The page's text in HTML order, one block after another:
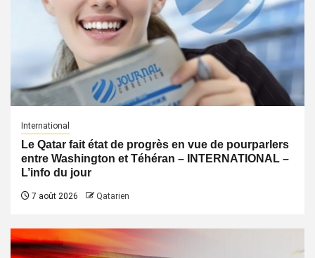
International
Le Qatar fait état de progrès en vue de pourparlers
entre Washington et Téhéran – INTERNATIONAL –
L’info du jour
7 août 2026 Qatarien